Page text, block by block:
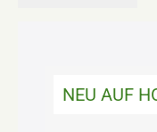
NEU AUF